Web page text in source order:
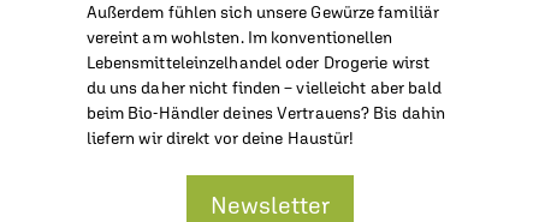
Außerdem fühlen sich unsere Gewürze familiär
vereint am wohlsten. Im konventionellen
Lebensmitteleinzelhandel oder Drogerie wirst
du uns daher nicht finden – vielleicht aber bald
beim Bio-Händler deines Vertrauens? Bis dahin
liefern wir direkt vor deine Haustür!
Newsletter